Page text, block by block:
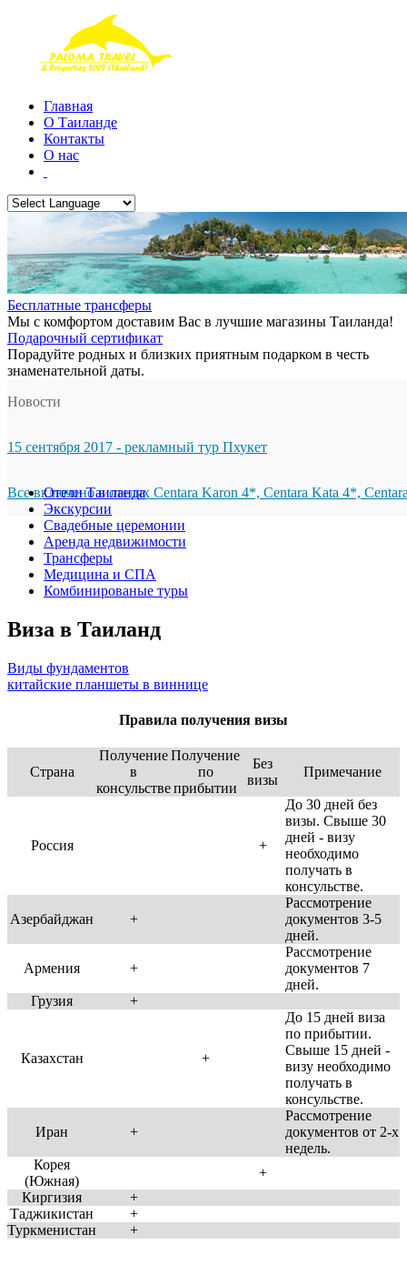
Главная
О Таиланде
Контакты
О нас
Бесплатные трансферы
Мы с комфортом доставим Вас в лучшие магазины Таиланда!
Подарочный сертификат
Порадуйте родных и близких приятным подарком в честь
знаменательной даты.
Новости
15 сентября 2017 - рекламный тур Пхукет
Все включено в отелях Centara Karon 4*, Centara Kata 4*,
Отели Таиланда
Экскурсии
Свадебные церемонии
Аренда недвижимости
Трансферы
Медицина и СПА
Комбинированые туры
Виза в Таиланд
Виды фундаментов
китайские планшеты в виннице
Правила получения визы
Страна
Получение
в
консульстве
Получение
по
прибытии
Без
визы
Примечание
Россия +
До 30 дней без
визы. Свыше 30
дней - визу
необходимо
получать в
консульстве.
Азербайджан +
Рассмотрение
документов 3-5
дней.
Армения +
Рассмотрение
документов 7
дней.
Грузия
+
Казахстан +
До 15 дней виза
по прибытии.
Свыше 15 дней -
визу необходимо
получать в
консульстве.
Иран +
Рассмотрение
документов от 2-х
недель.
Корея
(Южная)
+
Киргизия
+
Таджикистан
+
Туркменистан
+